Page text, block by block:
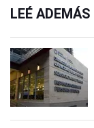
LEÉ ADEMÁS